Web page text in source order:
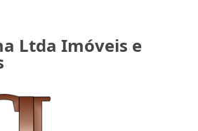
Ltda Imóveis e